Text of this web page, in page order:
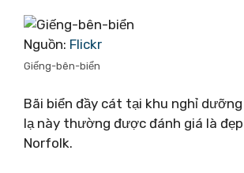
Nguồn: Flickr
Giếng-bên-biển
Bãi biển đầy cát tại khu nghỉ
lạ này thường được đánh giá là
Norfolk.